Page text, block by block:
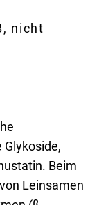
nicht
Beim
Leinsamen